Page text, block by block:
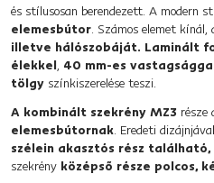
és stílusosan berendezett. A modern
elemesbútor. Számos elemet kínál,
illetve hálószobáját. Laminált
élekkel, 40 mm-es
tölgy színkiszerelése teszi.
A kombinált szekrény MZ3 része
elemesbútornak. Eredeti
szélein akasztós rész
szekrény középső része polcos,